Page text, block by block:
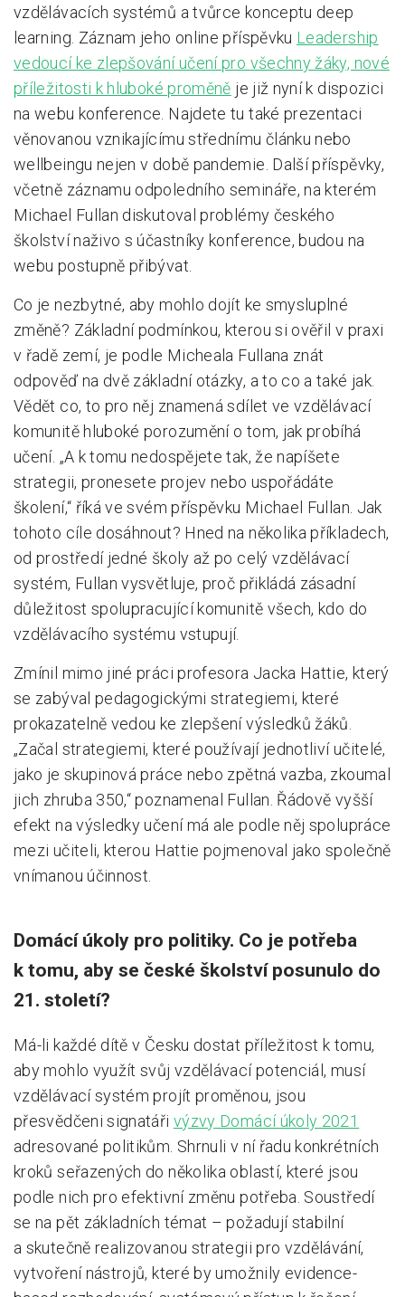
vzdělávacích systémů a tvůrce konceptu deep
learning. Záznam jeho online příspěvku Leadership
vedoucí ke zlepšování učení pro všechny žáky, nové
příležitosti k hluboké proměně je již nyní k dispozici
na webu konference. Najdete tu také prezentaci
věnovanou vznikajícímu střednímu článku nebo
wellbeingu nejen v době pandemie. Další příspěvky,
včetně záznamu odpoledního semináře, na kterém
Michael Fullan diskutoval problémy českého
školství naživo s účastníky konference, budou na
webu postupně přibývat.
Co je nezbytné, aby mohlo dojít ke smysluplné
změně? Základní podmínkou, kterou si ověřil v praxi
v řadě zemí, je podle Micheala Fullana znát
odpověď na dvě základní otázky, a to co a také jak.
Vědět co, to pro něj znamená sdílet ve vzdělávací
komunitě hluboké porozumění o tom, jak probíhá
učení. „A k tomu nedospějete tak, že napíšete
strategii, pronesete projev nebo uspořádáte
školení,“ říká ve svém příspěvku Michael Fullan. Jak
tohoto cíle dosáhnout? Hned na několika příkladech,
od prostředí jedné školy až po celý vzdělávací
systém, Fullan vysvětluje, proč přikládá zásadní
důležitost spolupracující komunitě všech, kdo do
vzdělávacího systému vstupují.
Zmínil mimo jiné práci profesora Jacka Hattie, který
se zabýval pedagogickými strategiemi, které
prokazatelně vedou ke zlepšení výsledků žáků.
„Začal strategiemi, které používají jednotliví učitelé,
jako je skupinová práce nebo zpětná vazba, zkoumal
jich zhruba 350,“ poznamenal Fullan. Řádově vyšší
efekt na výsledky učení má ale podle něj spolupráce
mezi učiteli, kterou Hattie pojmenoval jako společně
vnímanou účinnost.
Domácí úkoly pro politiky. Co je potřeba
k tomu, aby se české školství posunulo do
21. století?
Má-li každé dítě v Česku dostat příležitost k tomu,
aby mohlo využít svůj vzdělávací potenciál, musí
vzdělávací systém projít proměnou, jsou
přesvědčeni signatáři výzvy Domácí úkoly 2021
adresované politikům. Shrnuli v ní řadu konkrétních
kroků seřazených do několika oblastí, které jsou
podle nich pro efektivní změnu potřeba. Soustředí
se na pět základních témat – požadují stabilní
a skutečně realizovanou strategii pro vzdělávání,
vytvoření nástrojů, které by umožnily evidence-